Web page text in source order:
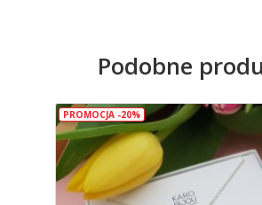
Podobne
PROMOCJA -20%